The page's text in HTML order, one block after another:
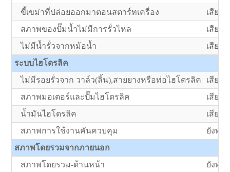
ขี้เขม่าที่ปล่อยออกมาตอนสตาร์ทเครื่อง
เสีย/ต้
สภาพของปั๊มน้ำไม่มีการรั่วไหล
เสีย/ต้
ไม่มีน้ำรั่วจากหม้อน้ำ
เสีย/ต้
ระบบไฮโดรลิค
ไม่มีรอยรั่วจาก วาล์ว(ลิ้น),สายยางหรือท่อไฮโดรลิค
เสีย/ต้
สภาพมอเตอร์และปั๊มไฮโดรลิค
เสีย/ต้
น้ำมันไฮโดรลิค
เสีย/ต้
สภาพการใช้งานคันควบคุม
ยังพอ
สภาพโดยรวมจากภายนอก
สภาพโดยรวม-ด้านหน้า
ยังพอ